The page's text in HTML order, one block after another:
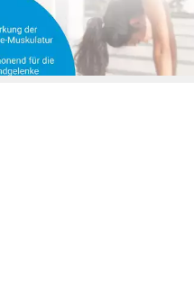
Werktagen bei dir